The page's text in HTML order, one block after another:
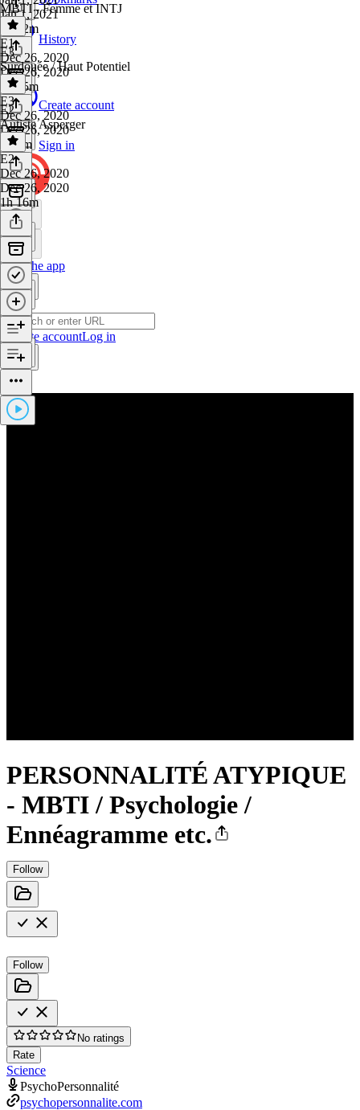
History
Create account
Sign in
Get the app
Create accountLog in
PERSONNALITÉ ATYPIQUE
- MBTI / Psychologie /
Ennéagramme etc.
Follow
Follow
No ratings
Rate
Science
PsychoPersonnalité
psychopersonnalite.com
Jan 1, 2021
1h 12m
MBTI - Femme et INTJ
E1·
Dec 26, 2020
Dec 26, 2020
1h 15m
E3
Surdouée / Haut Potentiel
E3·
Dec 26, 2020
Dec 26, 2020
1h 6m
E2
Autiste Asperger
E2·
Dec 26, 2020
Dec 26, 2020
1h 16m